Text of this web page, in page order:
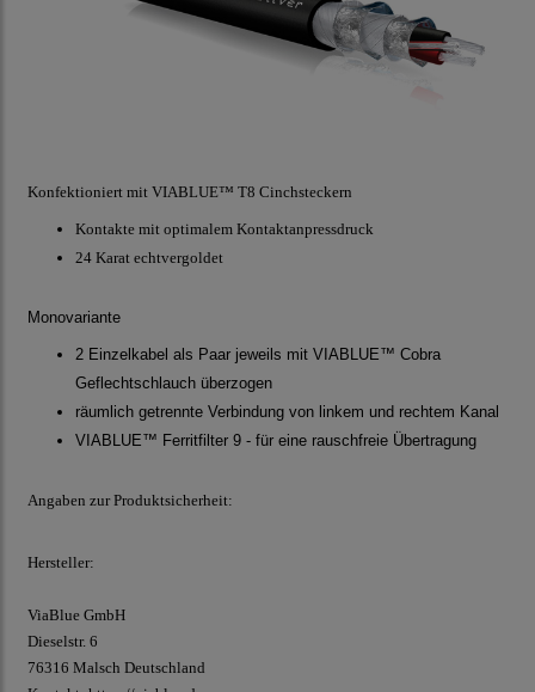
Konfektioniert mit VIABLUE™ T8 Cinchsteckern
Kontakte mit optimalem Kontaktanpressdruck
24 Karat echtvergoldet
Monovariante
2 Einzelkabel als Paar jeweils mit VIABLUE™ Cobra
Geflechtschlauch überzogen
räumlich getrennte Verbindung von linkem und rechtem Kanal
VIABLUE™ Ferritfilter 9 - für eine rauschfreie Übertragung
Angaben zur Produktsicherheit:
Hersteller:
ViaBlue GmbH
Dieselstr. 6
76316 Malsch Deutschland